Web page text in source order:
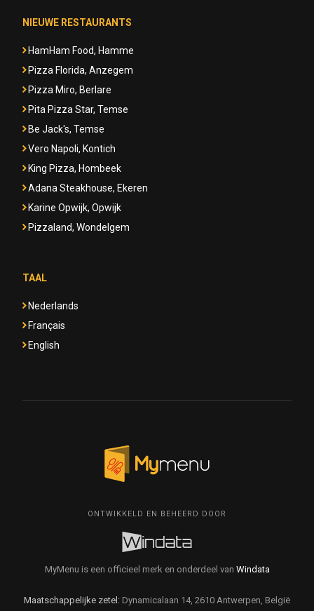
NIEUWE RESTAURANTS
HamHam Food, Hamme
Pizza Florida, Anzegem
Pizza Miro, Berlare
Pita Pizza Star, Temse
Be Jack's, Temse
Vero Napoli, Kontich
King Pizza, Hombeek
Adana Steakhouse, Ekeren
Karine Opwijk, Opwijk
Pizzaland, Wondelgem
TAAL
Nederlands
Français
English
ONTWIKKELD EN BEHEERD DOOR
MyMenu is een officieel merk en onderdeel van Windata
Maatschappelijke zetel: Dynamicalaan 14, 2610 Antwerpen, België